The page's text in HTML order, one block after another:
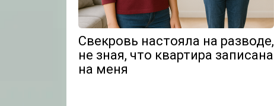
Свекровь настояла на разводе,
не зная, что квартира записана
на меня